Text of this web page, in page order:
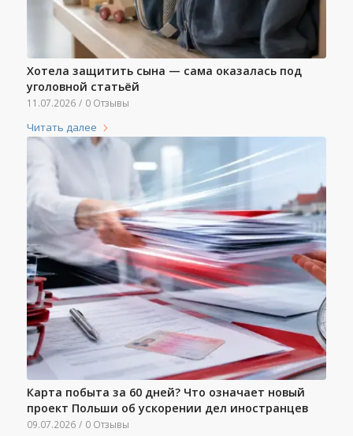
Хотела защитить сына — сама оказалась под
уголовной статьёй
11.07.2026 / 0 Отзывы
Читать далее
Карта побыта за 60 дней? Что означает новый
проект Польши об ускорении дел иностранцев
09.07.2026 / 0 Отзывы